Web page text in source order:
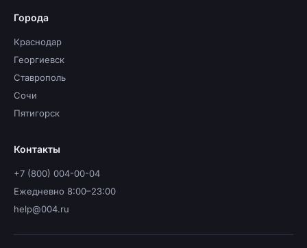
Города
Краснодар
Георгиевск
Ставрополь
Сочи
Пятигорск
Контакты
+7 (800) 004-00-04
Ежедневно 8:00–23:00
help@004.ru